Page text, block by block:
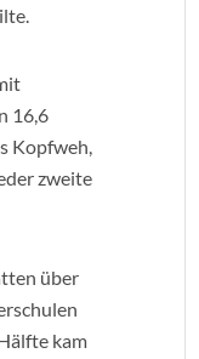
16,6
Kopfweh,
zweite
über
kam